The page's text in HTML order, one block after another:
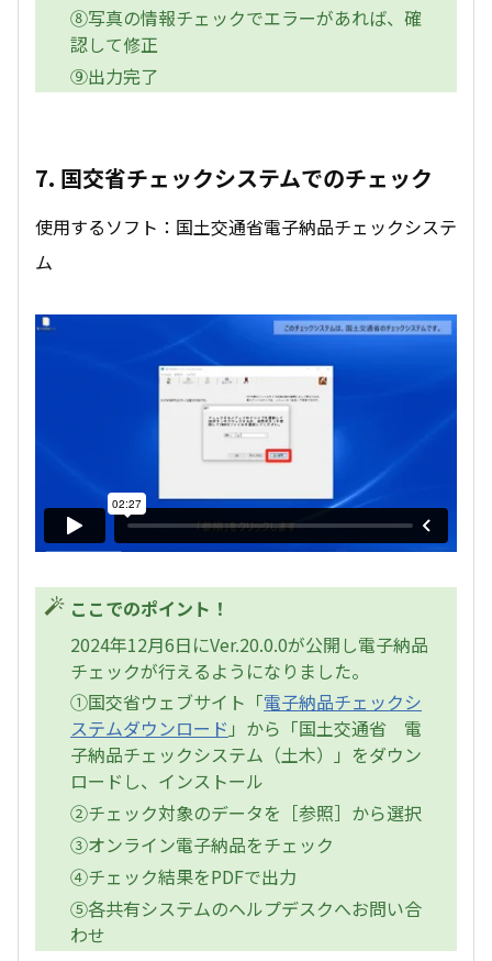
⑧写真の情報チェックでエラーがあれば、確
認して修正
⑨出力完了
7. 国交省チェックシステムでのチェック
使用するソフト：国土交通省電子納品チェックシステ
ム
ここでのポイント！
2024年12月6日にVer.20.0.0が公開し電子納品
チェックが行えるようになりました。
①国交省ウェブサイト「電子納品チェックシ
ステムダウンロード 」から「国土交通省 電
子納品チェックシステム（土木）」をダウン
ロードし、インストール
②チェック対象のデータを［参照］から選択
③オンライン電子納品をチェック
④チェック結果をPDFで出力
⑤各共有システムのヘルプデスクへお問い合
わせ